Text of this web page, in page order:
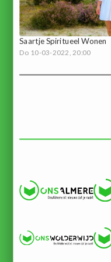
Saartje Spiritueel Wonen
Do 10-03-2022, 20:00